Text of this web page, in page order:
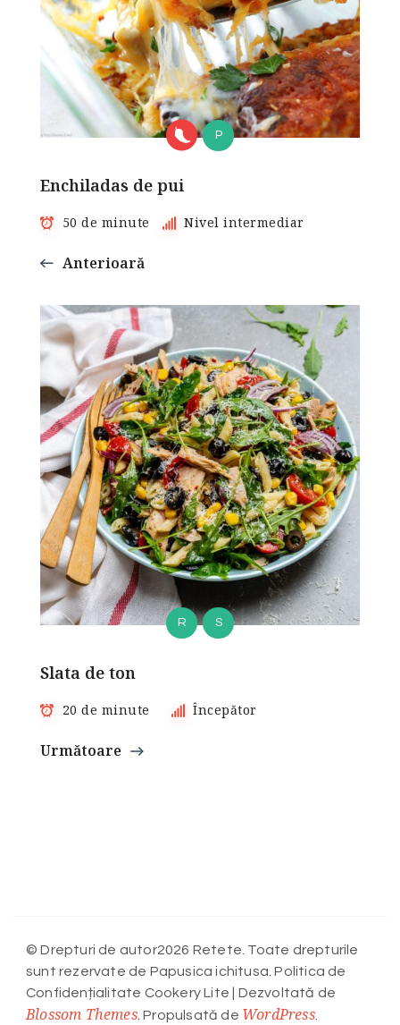
P
Enchiladas de pui
50 de minute Nivel intermediar
Anterioară
R S
Slata de ton
20 de minute Începător
Următoare
© Drepturi de autor2026 Retete. Toate drepturile
sunt rezervate de Papusica ichitusa. Politica de
Confidențialitate Cookery Lite | Dezvoltată de
Blossom Themes. Propulsată de WordPress.